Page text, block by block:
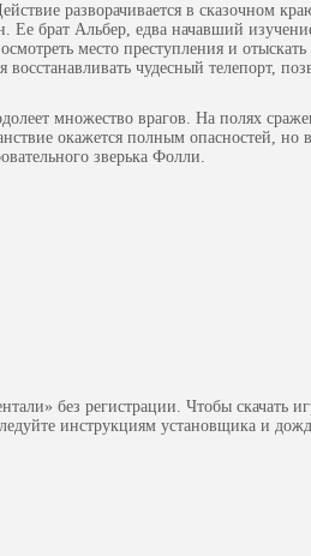
разворачивается в сказочном
брат Альбер, едва начавший
место преступления и
восстанавливать чудесный телепорт,
множество врагов. На полях
окажется полным опасностей, но
зверька Фолли.
без регистрации. Чтобы скачать
инструкциям установщика и